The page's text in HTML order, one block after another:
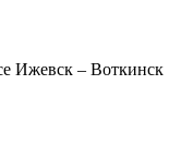
Ижевск – Воткинск